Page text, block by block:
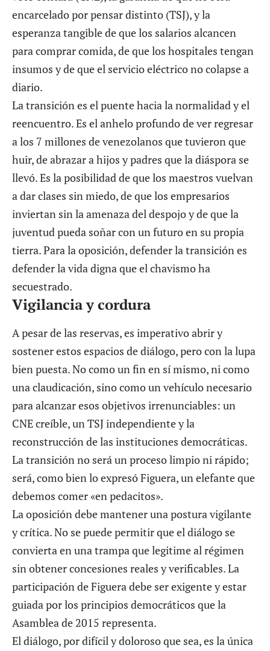
encarcelado por pensar distinto (TSJ), y la
esperanza tangible de que los salarios alcancen
para comprar comida, de que los hospitales tengan
insumos y de que el servicio eléctrico no colapse a
diario.
La transición es el puente hacia la normalidad y el
reencuentro. Es el anhelo profundo de ver regresar
a los 7 millones de venezolanos que tuvieron que
huir, de abrazar a hijos y padres que la diáspora se
llevó. Es la posibilidad de que los maestros vuelvan
a dar clases sin miedo, de que los empresarios
inviertan sin la amenaza del despojo y de que la
juventud pueda soñar con un futuro en su propia
tierra. Para la oposición, defender la transición es
defender la vida digna que el chavismo ha
secuestrado.
Vigilancia y cordura
A pesar de las reservas, es imperativo abrir y
sostener estos espacios de diálogo, pero con la lupa
bien puesta. No como un fin en sí mismo, ni como
una claudicación, sino como un vehículo necesario
para alcanzar esos objetivos irrenunciables: un
CNE creíble, un TSJ independiente y la
reconstrucción de las instituciones democráticas.
La transición no será un proceso limpio ni rápido;
será, como bien lo expresó Figuera, un elefante que
debemos comer «en pedacitos».
La oposición debe mantener una postura vigilante
y crítica. No se puede permitir que el diálogo se
convierta en una trampa que legitime al régimen
sin obtener concesiones reales y verificables. La
participación de Figuera debe ser exigente y estar
guiada por los principios democráticos que la
Asamblea de 2015 representa.
El diálogo, por difícil y doloroso que sea, es la única